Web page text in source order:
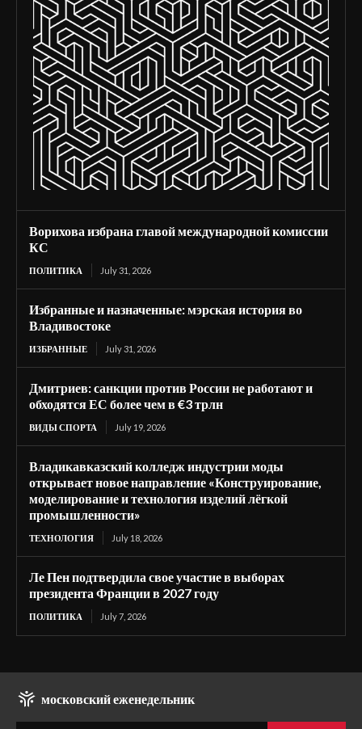
Ворихова избрана главой международной комиссии
КС
ПОЛИТИКА July 31, 2026
Избранные и назначенные: мэрская история во
Владивостоке
ИЗБРАННЫЕ July 31, 2026
Дмитриев: санкции против России не работают и
обходятся ЕС более чем в €3 трлн
ВИДЫ СПОРТА July 19, 2026
Владикавказский колледж индустрии моды
открывает новое направление «Конструирование,
моделирование и технология изделий лёгкой
промышленности»
ТЕХНОЛОГИЯ July 18, 2026
Ле Пен подтвердила свое участие в выборах
президента Франции в 2027 году
ПОЛИТИКА July 7, 2026
московский еженедельник